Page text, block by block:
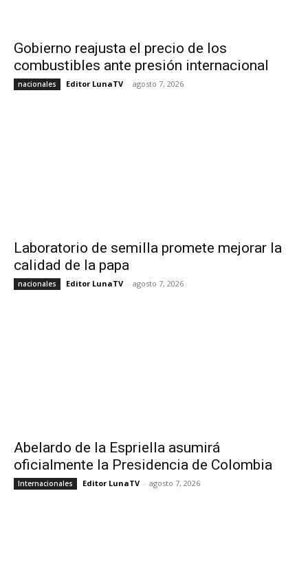
Gobierno reajusta el precio de los
combustibles ante presión internacional
nacionales Editor LunaTV - agosto 7, 2026
Laboratorio de semilla promete mejorar la
calidad de la papa
nacionales Editor LunaTV - agosto 7, 2026
Abelardo de la Espriella asumirá
oficialmente la Presidencia de Colombia
Internacionales Editor LunaTV - agosto 7, 2026